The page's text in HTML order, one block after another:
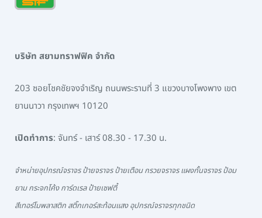
บริษัท สยามทราฟฟิค จำกัด
203 ซอยโชคชัยจงจำเริญ ถนนพระรามที่ 3 แขวงบางโพงพาง เขต
ยานนาวา กรุงเทพฯ 10120
เปิดทำการ: จันทร์ - เสาร์ 08.30 - 17.30 น.
จำหน่ายอุปกรณ์จราจร ป้ายจราจร ป้ายเตือน กรวยจราจร แผงกั้นจราจร ป้อม
ยาม กระจกโค้ง การ์ดเรล ป้ายเซฟตี้
สีเทอร์โมพลาสติก สติ๊กเกอร์สะท้อนแสง อุปกรณ์จราจรทุกชนิด